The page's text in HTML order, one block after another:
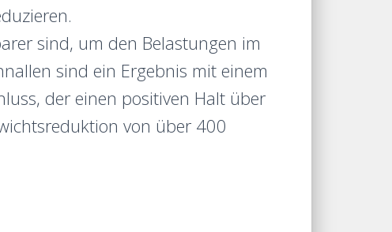
sind, um den Belastungen im
sind ein Ergebnis mit einem
der einen positiven Halt über
von über 400